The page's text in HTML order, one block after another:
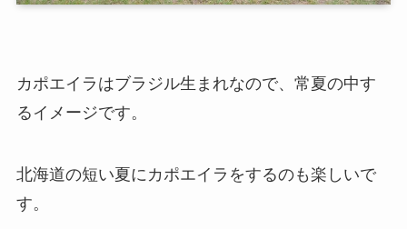
カポエイラはブラジル生まれなので、常夏の中す
るイメージです。
北海道の短い夏にカポエイラをするのも楽しいで
す。